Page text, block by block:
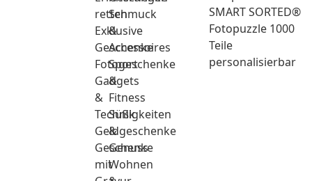
retten
Exklusive
Geschenke
Fotogeschenke
Gadgets
&
Technik
Geldgeschenke
Geschenke
mit
Schmuck
&
Accessoires
Sport
&
Fitness
Süßigkeiten
&
Genuss
Wohnen
SMART SORTED®
Fotopuzzle 1000
Teile
personalisierbar